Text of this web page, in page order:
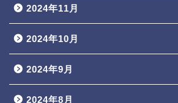
2024年11月
2024年10月
2024年9月
2024年8月